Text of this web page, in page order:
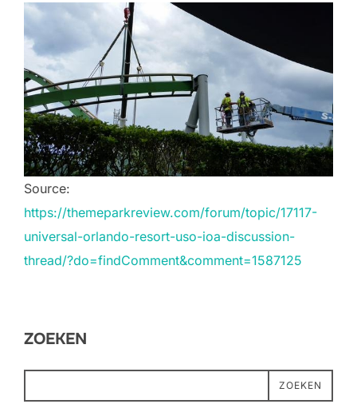
Source:
https://themeparkreview.com/forum/topic/17117-
universal-orlando-resort-uso-ioa-discussion-
thread/?do=findComment&comment=1587125
ZOEKEN
ZOEKEN